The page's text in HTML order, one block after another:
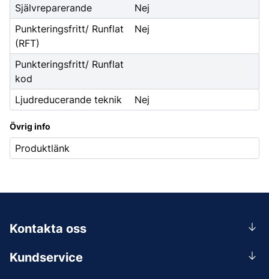
Självreparerande
Nej
Punkteringsfritt/ Runflat
(RFT)
Nej
Punkteringsfritt/ Runflat
kod
Ljudreducerande teknik
Nej
Övrig info
Produktlänk
Kundservice
Kontakta oss
0156-409 00
Mån-Tors 07.30-16:30, Fre 07.30-15.00.